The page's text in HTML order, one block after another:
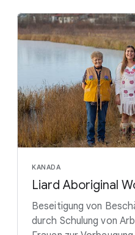
KANADA
Liard Aboriginal
Beseitigung von
durch Schulung von